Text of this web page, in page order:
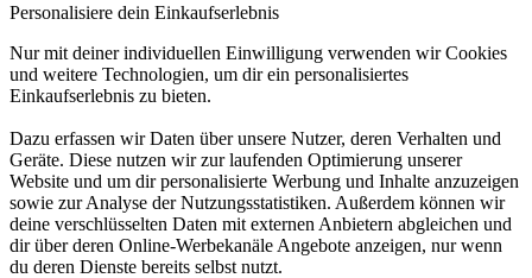
Personalisiere dein Einkaufserlebnis
Nur mit deiner individuellen Einwilligung verwenden wir Cookies
und weitere Technologien, um dir ein personalisiertes
Einkaufserlebnis zu bieten.
Dazu erfassen wir Daten über unsere Nutzer, deren Verhalten und
Geräte. Diese nutzen wir zur laufenden Optimierung unserer
Website und um dir personalisierte Werbung und Inhalte anzuzeigen
sowie zur Analyse der Nutzungsstatistiken. Außerdem können wir
deine verschlüsselten Daten mit externen Anbietern abgleichen und
dir über deren Online-Werbekanäle Angebote anzeigen, nur wenn
du deren Dienste bereits selbst nutzt.